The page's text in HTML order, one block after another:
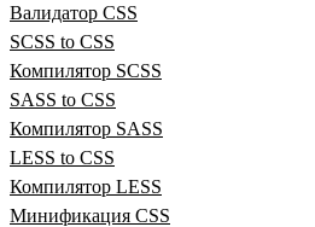
Валидатор CSS
SCSS to CSS
Компилятор SCSS
SASS to CSS
Компилятор SASS
LESS to CSS
Компилятор LESS
Минификация CSS